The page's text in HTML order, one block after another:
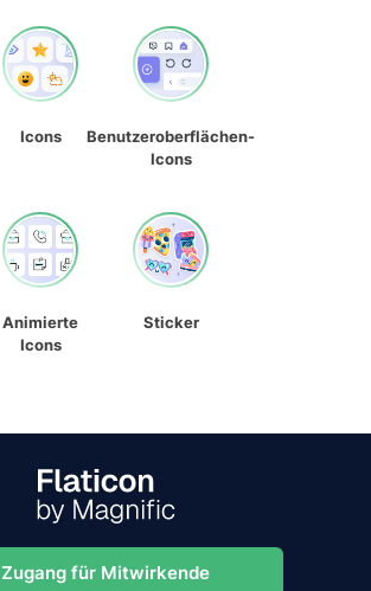
Icons
Benutzeroberflächen-
Icons
Animierte
Icons
Sticker
Zugang für Mitwirkende